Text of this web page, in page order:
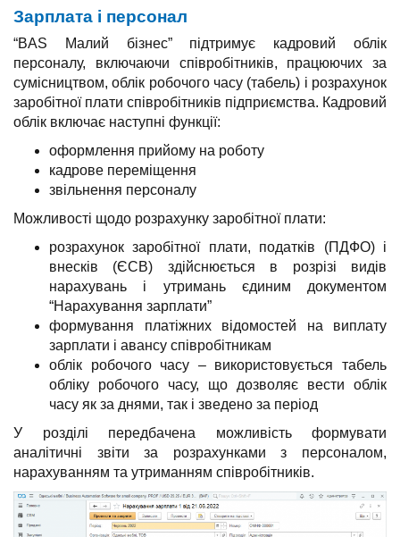
Зарплата і персонал
“BAS Малий бізнес” підтримує кадровий облік
персоналу, включаючи співробітників, працюючих за
сумісництвом, облік робочого часу (табель) і розрахунок
заробітної плати співробітників підприємства. Кадровий
облік включає наступні функції:
оформлення прийому на роботу
кадрове переміщення
звільнення персоналу
Можливості щодо розрахунку заробітної плати:
розрахунок заробітної плати, податків (ПДФО) і
внесків (ЄСВ) здійснюється в розрізі видів
нарахувань і утримань єдиним документом
“Нарахування зарплати”
формування платіжних відомостей на виплату
зарплати і авансу співробітникам
облік робочого часу – використовується табель
обліку робочого часу, що дозволяє вести облік
часу як за днями, так і зведено за період
У розділі передбачена можливість формувати
аналітичні звіти за розрахунками з персоналом,
нарахуванням та утриманням співробітників.